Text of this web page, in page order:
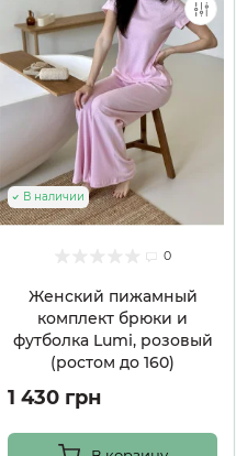
0
Женский пижамный
комплект брюки и
футболка Lumi, розовый
(ростом до 160)
В наличии
1 430 грн